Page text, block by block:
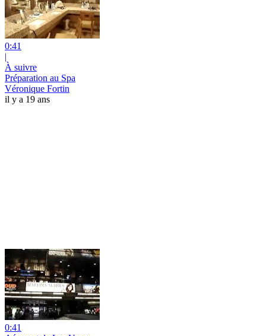
0:41
|
À suivre
Préparation au Spa
Véronique Fortin
il y a 19 ans
0:41